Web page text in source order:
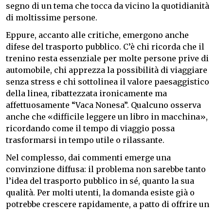
segno di un tema che tocca da vicino la quotidianità
di moltissime persone.
Eppure, accanto alle critiche, emergono anche
difese del trasporto pubblico. C’è chi ricorda che il
trenino resta essenziale per molte persone prive di
automobile, chi apprezza la possibilità di viaggiare
senza stress e chi sottolinea il valore paesaggistico
della linea, ribattezzata ironicamente ma
affettuosamente “Vaca Nonesa”. Qualcuno osserva
anche che «difficile leggere un libro in macchina»,
ricordando come il tempo di viaggio possa
trasformarsi in tempo utile o rilassante.
Nel complesso, dai commenti emerge una
convinzione diffusa: il problema non sarebbe tanto
l’idea del trasporto pubblico in sé, quanto la sua
qualità. Per molti utenti, la domanda esiste già o
potrebbe crescere rapidamente, a patto di offrire un